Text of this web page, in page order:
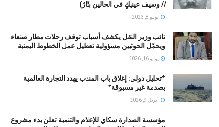
// ﻭﺳﻴﻒ ﻋﻴﻨﻴﻚٍ ﻓﻲ ﺍﻟﺤﺎﻟﻴﻦ ﺑﺘّﺎﺭُ)
يوليو 8, 2023
نائب وزير النقل يكشف أسباب توقف رحلات مطار صنعاء
ويحمّل الحوثيين مسؤولية تعطيل عمل الخطوط اليمنية
يوليو 16, 2026
*تحليل دولي: إغلاق باب المندب يهدد التجارة العالمية
بصدمة غير مسبوقة*
أبريل 9, 2026
مؤسسة الصدارة سكاي للإعلام والتنمية تعلن بدء مشروع